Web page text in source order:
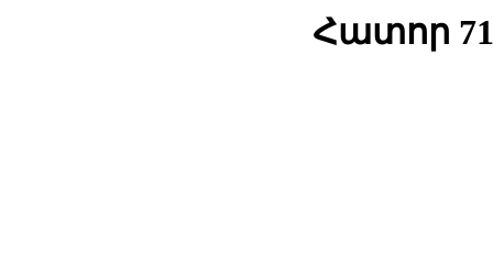
Հատոր